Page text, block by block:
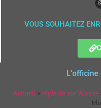
VOUS SOUHAITEZ
Accueil »style de vie Wavre